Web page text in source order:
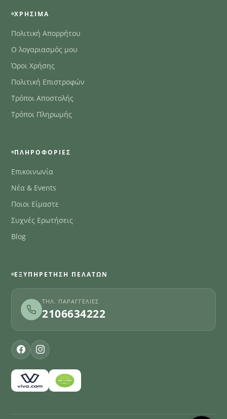
ΧΡΉΣΙΜΑ
Πολιτική Απορρήτου
Ο λογαριασμός μου
Όροι Χρήσης
Πολιτική Επιστροφών
Τρόποι Αποστολής
Τρόποι Πληρωμής
ΠΛΗΡΟΦΟΡΊΕΣ
Επικοινωνία
Νέα & Events
Ποιοι Είμαστε
Συχνές Ερωτήσεις
Blog
ΕΞΥΠΗΡΈΤΗΣΗ ΠΕΛΑΤΏΝ
ΤΗΛ. ΠΑΡΑΓΓΕΛΊΕΣ
2106634222